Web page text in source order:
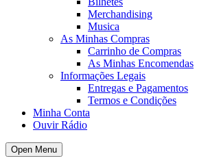
Merchandising
Musica
As Minhas Compras
Carrinho de Compras
As Minhas Encomendas
Informações Legais
Entregas e Pagamentos
Termos e Condições
Minha Conta
Ouvir Rádio
Open Menu